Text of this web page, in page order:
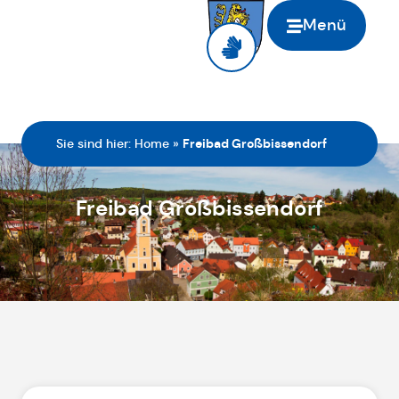
Menü
Sie sind hier: Home » Freibad Großbissendorf
Freibad Großbissendorf